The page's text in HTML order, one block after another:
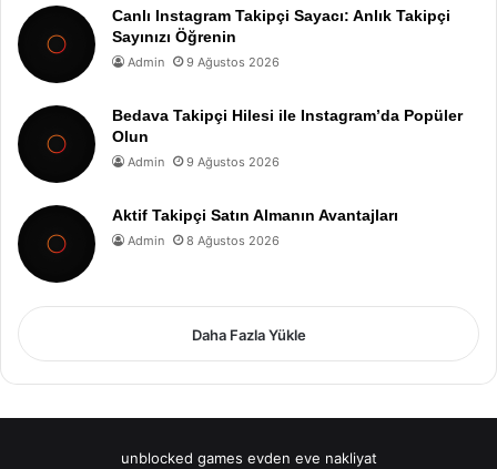
Canlı Instagram Takipçi Sayacı: Anlık Takipçi
Sayınızı Öğrenin
Admin 9 Ağustos 2026
Bedava Takipçi Hilesi ile Instagram’da Popüler
Olun
Admin 9 Ağustos 2026
Aktif Takipçi Satın Almanın Avantajları
Admin 8 Ağustos 2026
Daha Fazla Yükle
unblocked games evden eve nakliyat